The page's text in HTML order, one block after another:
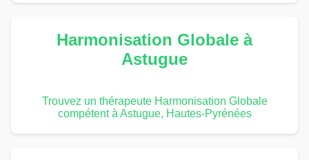
Harmonisation Globale à
Astugue
Trouvez un thérapeute Harmonisation Globale
compétent à Astugue, Hautes-Pyrénées